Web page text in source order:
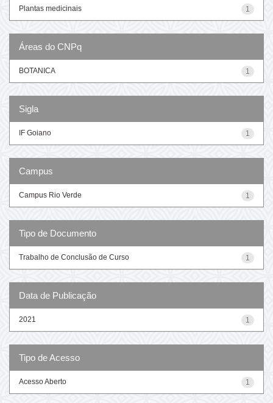
1
Plantas medicinais
Áreas do CNPq
1
BOTANICA
Sigla
1
IF Goiano
Campus
1
Campus Rio Verde
Tipo de Documento
1
Trabalho de Conclusão de Curso
Data de Publicação
1
2021
Tipo de Acesso
1
Acesso Aberto